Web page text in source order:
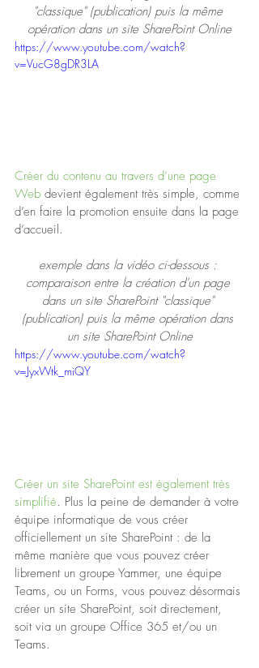
"classique" (publication) puis la même
opération dans un site SharePoint Online
https://www.youtube.com/watch?
v=VucG8gDR3LA
Créer du contenu au travers d’une page
Web devient également très simple, comme
d’en faire la promotion ensuite dans la page
d’accueil.
exemple dans la vidéo ci-dessous :
comparaison entre la création d'un page
dans un site SharePoint "classique"
(publication) puis la même opération dans
un site SharePoint Online
https://www.youtube.com/watch?
v=JyxWtk_miQY
Créer un site SharePoint est également très
simplifié. Plus la peine de demander à votre
équipe informatique de vous créer
officiellement un site SharePoint : de la
même manière que vous pouvez créer
librement un groupe Yammer, une équipe
Teams, ou un Forms, vous pouvez désormais
créer un site SharePoint, soit directement,
soit via un groupe Office 365 et/ou un
Teams.